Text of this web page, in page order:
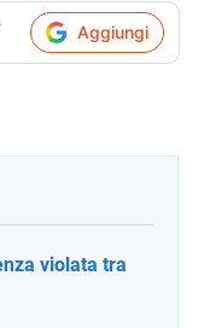
=
b^2-
4a^2
Aggiungi
violata tra